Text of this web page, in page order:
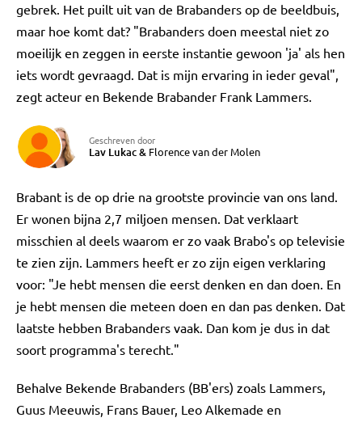
gebrek. Het puilt uit van de Brabanders op de beeldbuis,
maar hoe komt dat? "Brabanders doen meestal niet zo
moeilijk en zeggen in eerste instantie gewoon 'ja' als hen
iets wordt gevraagd. Dat is mijn ervaring in ieder geval",
zegt acteur en Bekende Brabander Frank Lammers.
Geschreven door
Lav Lukac& Florence van der Molen
Brabant is de op drie na grootste provincie van ons land.
Er wonen bijna 2,7 miljoen mensen. Dat verklaart
misschien al deels waarom er zo vaak Brabo's op televisie
te zien zijn. Lammers heeft er zo zijn eigen verklaring
voor: "Je hebt mensen die eerst denken en dan doen. En
je hebt mensen die meteen doen en dan pas denken. Dat
laatste hebben Brabanders vaak. Dan kom je dus in dat
soort programma's terecht."
Behalve Bekende Brabanders (BB'ers) zoals Lammers,
Guus Meeuwis, Frans Bauer, Leo Alkemade en